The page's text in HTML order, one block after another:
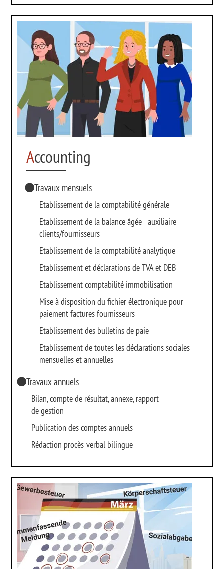
Accounting
Travaux mensuels
- Etablissement de la comptabilité générale
- Etablissement de la balance âgée - auxiliaire –
clients/fournisseurs
- Etablissement de la comptabilité analytique
- Etablissement et déclarations de TVA et DEB
- Etablissement comptabilité immobilisation
- Mise à disposition du fichier électronique pour
paiement factures fournisseurs
- Etablissement des bulletins de paie
- Etablissement de toutes les déclarations sociales
mensuelles et annuelles
Travaux annuels
- Bilan, compte de résultat, annexe, rapport
de gestion
- Publication des comptes annuels
- Rédaction procès-verbal bilingue